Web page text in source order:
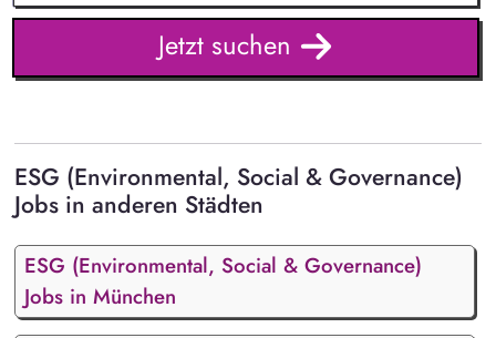
Jetzt suchen
ESG (Environmental, Social & Governance)
Jobs in anderen Städten
ESG (Environmental, Social & Governance)
Jobs in München